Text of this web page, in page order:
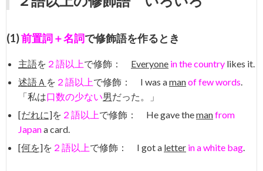
(1)前置詞＋名詞で修飾語を作るとき
主語を ２語以上で修飾： Everyone in the country likes it.
述語Ａ を ２語以上で修飾： I was amanof few words.
「私は口数の少ない男だった。」
[だれに]を ２語以上で修飾： He gave themanfrom
Japana card.
[何を]を ２語以上で修飾： I got a letter in a white bag.